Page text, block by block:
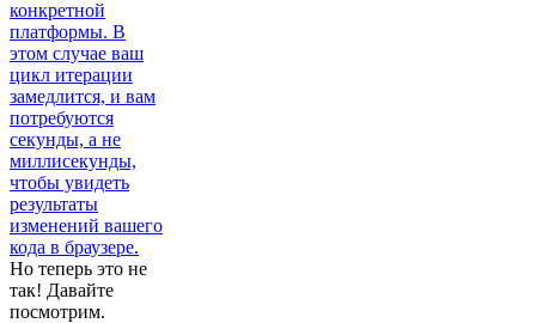
конкретной
платформы. В
этом случае ваш
цикл итерации
замедлится, и вам
потребуются
секунды, а не
миллисекунды,
чтобы увидеть
результаты
изменений вашего
кода в браузере.
Но теперь это не
так! Давайте
посмотрим.